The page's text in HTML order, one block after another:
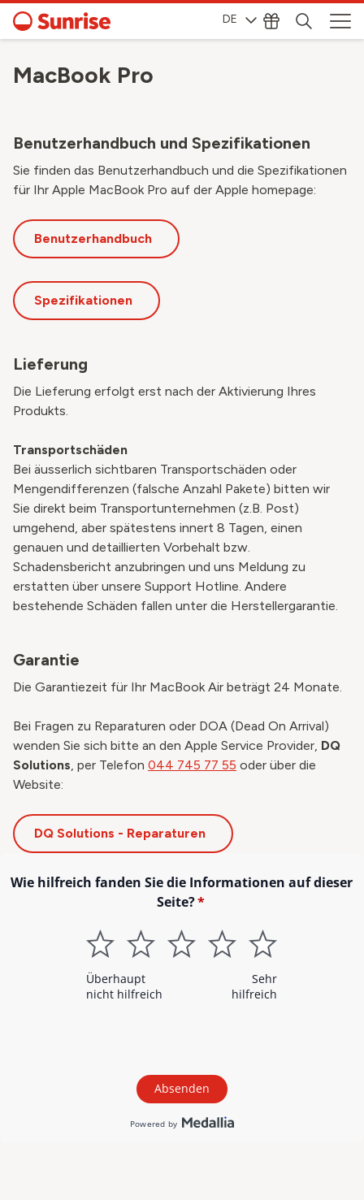
DE
MacBook Pro
Benutzerhandbuch und Spezifikationen
Sie finden das Benutzerhandbuch und die Spezifikationen
für Ihr Apple MacBook Pro auf der Apple homepage:
Benutzerhandbuch
Spezifikationen
Lieferung
Die Lieferung erfolgt erst nach der Aktivierung Ihres
Produkts.
Transportschäden
Bei äusserlich sichtbaren Transportschäden oder
Mengendifferenzen (falsche Anzahl Pakete) bitten wir
Sie direkt beim Transportunternehmen (z.B. Post)
umgehend, aber spätestens innert 8 Tagen, einen
genauen und detaillierten Vorbehalt bzw.
Schadensbericht anzubringen und uns Meldung zu
erstatten über unsere Support Hotline. Andere
bestehende Schäden fallen unter die Herstellergarantie.
Garantie
Die Garantiezeit für Ihr MacBook Air beträgt 24 Monate.
Bei Fragen zu Reparaturen oder DOA (Dead On Arrival)
wenden Sie sich bitte an den Apple Service Provider, DQ
Solutions, per Telefon 044 745 77 55 oder über die
Website:
DQ Solutions - Reparaturen